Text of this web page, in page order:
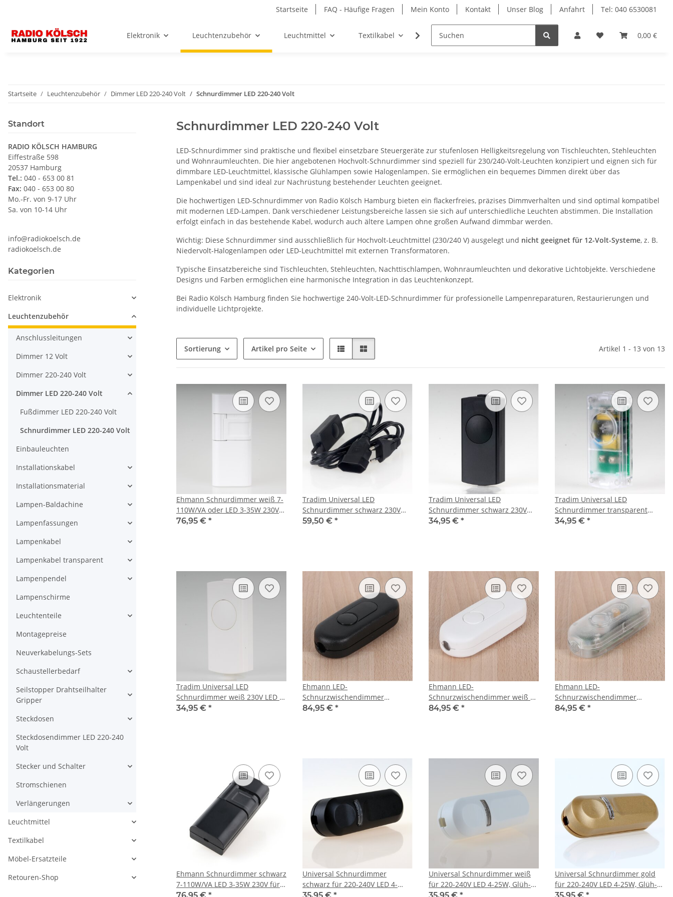
Startseite FAQ - Häufige Fragen Mein Konto Kontakt Unser Blog Anfahrt Tel: 040 6530081
0,00 €
Elektronik Leuchtenzubehör Leuchtmittel Textilkabel Möbel-Ersatzteile Retouren-Shop
Startseite Leuchtenzubehör Dimmer LED 220-240 Volt Schnurdimmer LED 220-240 Volt
Schnurdimmer LED 220-240 Volt
LED-Schnurdimmer sind praktische und flexibel einsetzbare Steuergeräte zur stufenlosen Helligkeitsregelung von Tischleuchten, Stehleuchten
und Wohnraumleuchten. Die hier angebotenen Hochvolt-Schnurdimmer sind speziell für 230/240-Volt-Leuchten konzipiert und eignen sich für
dimmbare LED-Leuchtmittel, klassische Glühlampen sowie Halogenlampen. Sie ermöglichen ein bequemes Dimmen direkt über das
Lampenkabel und sind ideal zur Nachrüstung bestehender Leuchten geeignet.
Die hochwertigen LED-Schnurdimmer von Radio Kölsch Hamburg bieten ein flackerfreies, präzises Dimmverhalten und sind optimal kompatibel
mit modernen LED-Lampen. Dank verschiedener Leistungsbereiche lassen sie sich auf unterschiedliche Leuchten abstimmen. Die Installation
erfolgt einfach in das bestehende Kabel, wodurch auch ältere Lampen ohne großen Aufwand dimmbar werden.
Wichtig: Diese Schnurdimmer sind ausschließlich für Hochvolt-Leuchtmittel (230/240 V) ausgelegt und nicht geeignet für 12-Volt-Systeme, z. B.
Niedervolt-Halogenlampen oder LED-Leuchtmittel mit externen Transformatoren.
Typische Einsatzbereiche sind Tischleuchten, Stehleuchten, Nachttischlampen, Wohnraumleuchten und dekorative Lichtobjekte. Verschiedene
Designs und Farben ermöglichen eine harmonische Integration in das Leuchtenkonzept.
Bei Radio Kölsch Hamburg finden Sie hochwertige 240-Volt-LED-Schnurdimmer für professionelle Lampenreparaturen, Restaurierungen und
individuelle Lichtprojekte.
Sortierung Artikel pro Seite Artikel 1 - 13 von 13
Ehmann Schnurdimmer weiß 7-
110W/VA oder LED 3-35W 230V
für LED/HV/NV-Halogen- und
76,95 € *
Tradim Universal LED
Schnurdimmer schwarz 230V
LED 2-70W Halogen u.
59,50 € *
Tradim Universal LED
Schnurdimmer schwarz 230V
LED 2-70W Halogen und
34,95 € *
Tradim Universal LED
Schnurdimmer transparent
230V LED 2-70W Halogen und
34,95 € *
Tradim Universal LED
Schnurdimmer weiß 230V LED 2-
70W Halogen und Glühlampen
34,95 € *
Ehmann LED-
Schnurzwischendimmer
schwarz 5-100W / 3-35W
84,95 € *
Ehmann LED-
Schnurzwischendimmer weiß 5-
100W / 3-35W
84,95 € *
Ehmann LED-
Schnurzwischendimmer
transparent 5-100W / 3-35W
84,95 € *
Ehmann Schnurdimmer schwarz
7-110W/VA LED 3-35W 230V für
LED/HV/NV-Halogen- und
Universal Schnurdimmer
schwarz für 220-240V LED 4-
25W, Glüh- und Halogen 4-150W
Universal Schnurdimmer weiß
für 220-240V LED 4-25W, Glüh-
und Halogen 4-150W
Universal Schnurdimmer gold
für 220-240V LED 4-25W, Glüh-
und Halogen 4-150W
Standort
RADIO KÖLSCH HAMBURG
Eiffestraße 598
20537 Hamburg
Tel.: 040 - 653 00 81
Fax: 040 - 653 00 80
Mo.-Fr. von 9-17 Uhr
Sa. von 10-14 Uhr
info@radiokoelsch.de
radiokoelsch.de
Kategorien
Elektronik
Leuchtenzubehör
Anschlussleitungen
Dimmer 12 Volt
Dimmer 220-240 Volt
Dimmer LED 220-240 Volt
Fußdimmer LED 220-240 Volt
Schnurdimmer LED 220-240 Volt
Einbauleuchten
Installationskabel
Installationsmaterial
Lampen-Baldachine
Lampenfassungen
Lampenkabel
Lampenkabel transparent
Lampenpendel
Lampenschirme
Leuchtenteile
Montagepreise
Neuverkabelungs-Sets
Schaustellerbedarf
Seilstopper Drahtseilhalter
Gripper
Steckdosen
Steckdosendimmer LED 220-240
Volt
Stecker und Schalter
Stromschienen
Verlängerungen
Leuchtmittel
Textilkabel
Möbel-Ersatzteile
Retouren-Shop